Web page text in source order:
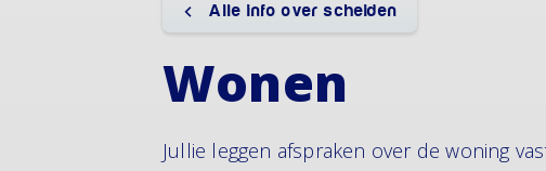
Alle info over scheiden
Wonen
Jullie leggen afspraken over de woning